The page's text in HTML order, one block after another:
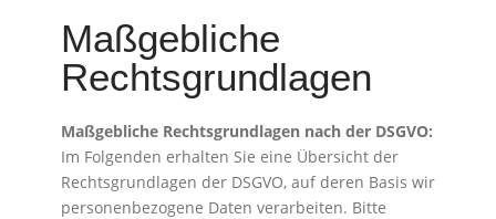
Maßgebliche
Rechtsgrundlagen
Maßgebliche Rechtsgrundlagen nach der DSGVO:
Im Folgenden erhalten Sie eine Übersicht der
Rechtsgrundlagen der DSGVO, auf deren Basis wir
personenbezogene Daten verarbeiten. Bitte